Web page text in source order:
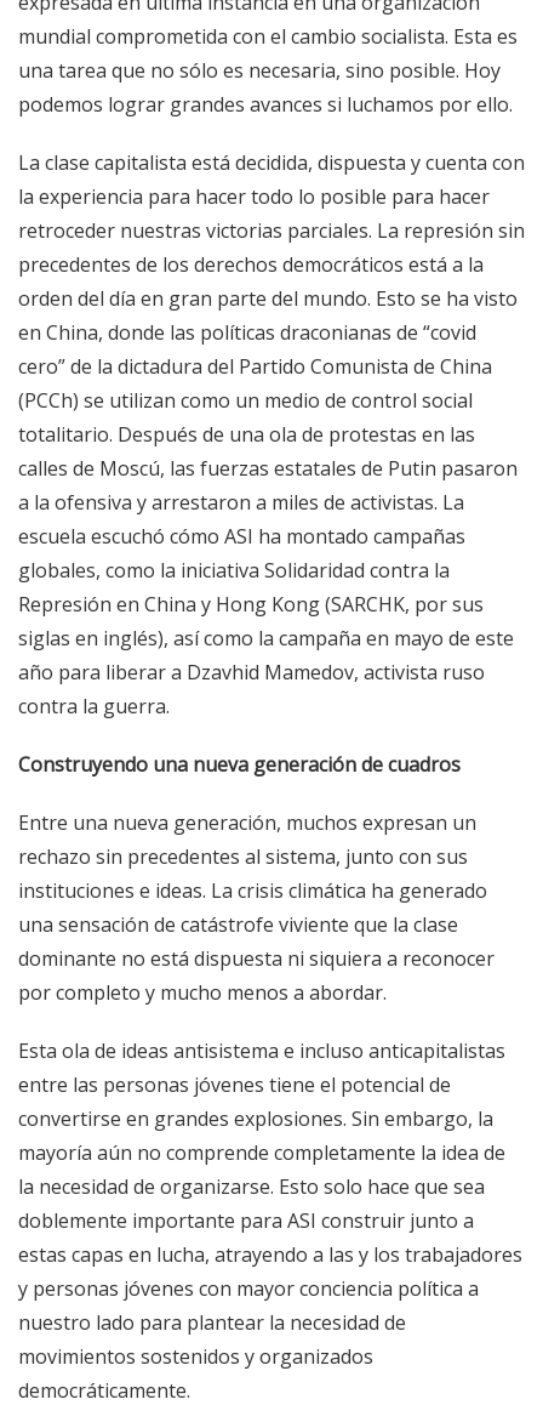
mundial comprometida con el cambio socialista. Esta es
una tarea que no sólo es necesaria, sino posible. Hoy
podemos lograr grandes avances si luchamos por ello.
La clase capitalista está decidida, dispuesta y cuenta con
la experiencia para hacer todo lo posible para hacer
retroceder nuestras victorias parciales. La represión sin
precedentes de los derechos democráticos está a la
orden del día en gran parte del mundo. Esto se ha visto
en China, donde las políticas draconianas de “covid
cero” de la dictadura del Partido Comunista de China
(PCCh) se utilizan como un medio de control social
totalitario. Después de una ola de protestas en las
calles de Moscú, las fuerzas estatales de Putin pasaron
a la ofensiva y arrestaron a miles de activistas. La
escuela escuchó cómo ASI ha montado campañas
globales, como la iniciativa Solidaridad contra la
Represión en China y Hong Kong (SARCHK, por sus
siglas en inglés), así como la campaña en mayo de este
año para liberar a Dzavhid Mamedov, activista ruso
contra la guerra.
Construyendo una nueva generación de cuadros
Entre una nueva generación, muchos expresan un
rechazo sin precedentes al sistema, junto con sus
instituciones e ideas. La crisis climática ha generado
una sensación de catástrofe viviente que la clase
dominante no está dispuesta ni siquiera a reconocer
por completo y mucho menos a abordar.
Esta ola de ideas antisistema e incluso anticapitalistas
entre las personas jóvenes tiene el potencial de
convertirse en grandes explosiones. Sin embargo, la
mayoría aún no comprende completamente la idea de
la necesidad de organizarse. Esto solo hace que sea
doblemente importante para ASI construir junto a
estas capas en lucha, atrayendo a las y los trabajadores
y personas jóvenes con mayor conciencia política a
nuestro lado para plantear la necesidad de
movimientos sostenidos y organizados
democráticamente.